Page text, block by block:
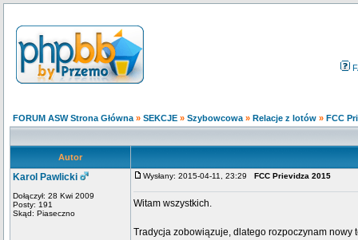
FORUM ASW Strona Główna » SEKCJE » Szybowcowa » Relacje z lotów » FCC
Autor
Karol Pawlicki
Dołączył: 28 Kwi 2009
Posty: 191
Skąd: Piaseczno
Wysłany: 2015-04-11, 23:29 FCC Prievidza 2015
Witam wszystkich.
Tradycja zobowiązuje, dlatego rozpoczynam nowy